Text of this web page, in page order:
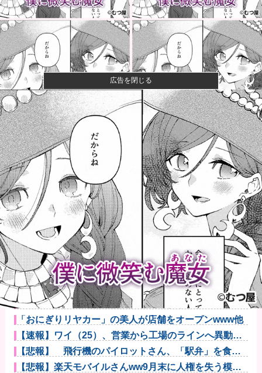
【画像】女さん、ミニ過ぎる浴衣を着た写真を投稿し
て叩かれるｗ...
【悲報】女性配信者「アスペの検査してみた…みんな
これわかるの...
【画像】閉店間際の回転ずし、ネタの量がバグってる
と話題にｗｗ...
【画像】ハンターハンターさん、ガチで最強の新能力
を登場させて...
【悲報】週刊誌、好き放題書きまくる 高市早苗首相は
新公用車の...
【悲報】英メディアのF1記者たちの多くが2026前半戦
を終え...
陸自の多用途ヘリUH-60後継は、三菱・シコルスキー
共同開発...
イチロー「打率２割でいいなら40本打てる」←実際打
てたんかな...
女さん「自分の衣食住は自分で稼ごう！」男「ほな妊
娠出産のとき...
ライチュウ「ピチューとピカチュウより圧倒的に強い
ですｗｗｗ」...
「おにぎりリヤカー」の美人が店舗をオープンwww他
【速報】ワイ（25）、営業から工場のラインへ異動し
た結果・・...
【悲報】 飛行機のパイロットさん、「駅弁」を食べ
ていることが...
【悲報】楽天モバイルさんww9月末に人権を失う模様
広告を閉じる